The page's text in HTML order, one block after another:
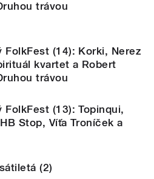
trávou
FolkFest (14): Korki, Nerez
kvartet a Robert
trávou
FolkFest (13): Topinqui,
Stop, Víťa Troníček a
(2)